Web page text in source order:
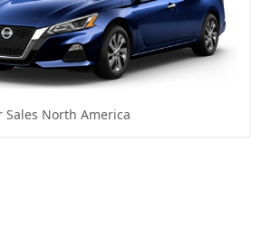
Sales North America